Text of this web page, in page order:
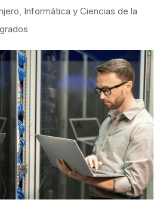
intercambios
EXPERIENCIAS
las redes
, Informática y Ciencias de la